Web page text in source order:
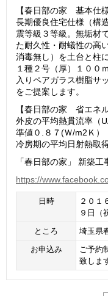
【春日部の家 基本仕様
長期優良住宅仕様（構
震等級３等級。無垢材
た耐久性・耐蟻性の高
消毒無し）を土台と柱
１種２号（厚）１００
入りペアガラス樹脂サ
をご提案します。
【春日部の家 省エネ
外皮の平均熱貫流率（
準値０.８７(Ｗ/m2Ｋ）
冷房期の平均日射熱取
「春日部の家」 新築
https://
日時
２０１
９日（
ところ
埼玉県
お申込み
ご予約
致しま